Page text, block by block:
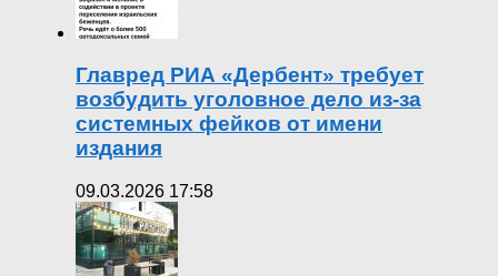
Главред РИА «Дербент» требует
возбудить уголовное дело из-за
системных фейков от имени
издания
09.03.2026 17:58